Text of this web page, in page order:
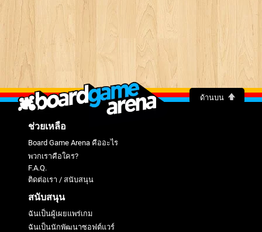
ด้านบน
ช่วยเหลือ
Board Game Arena คืออะไร
พวกเราคือใคร?
F.A.Q.
ติดต่อเรา / สนับสนุน
สนับสนุน
ฉันเป็นผู้เผยแพร่เกม
ฉันเป็นนักพัฒนาซอฟต์แวร์